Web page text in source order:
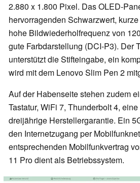
2.880 x 1.800 Pixel. Das OLED-
hervorragenden Schwarzwert,
hohe Bildwiederholfrequenz von
gute Farbdarstellung (DCI-P3). Der
unterstützt die Stifteingabe, ein
wird mit dem Lenovo Slim Pen 2
Auf der Habenseite stehen zudem
Tastatur, WiFi 7, Thunderbolt 4,
dreijährige Herstellergarantie. Ein
den Internetzugang per
entsprechenden Mobilfunkvertrag
11 Pro dient als Betriebssystem.